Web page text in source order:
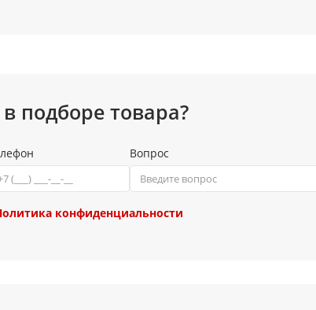
подборе товара?
Вопрос
конфиденциальности